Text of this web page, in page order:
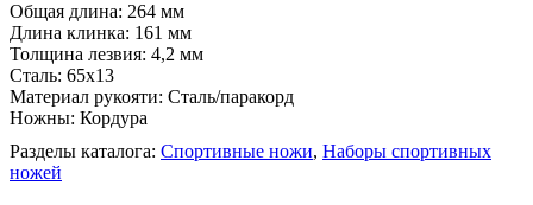
Общая длина: 264 мм
Длина клинка: 161 мм
Толщина лезвия: 4,2 мм
Сталь: 65х13
Материал рукояти: Сталь/паракорд
Ножны: Кордура
Разделы каталога: Спортивные ножи, Наборы спортивных
ножей